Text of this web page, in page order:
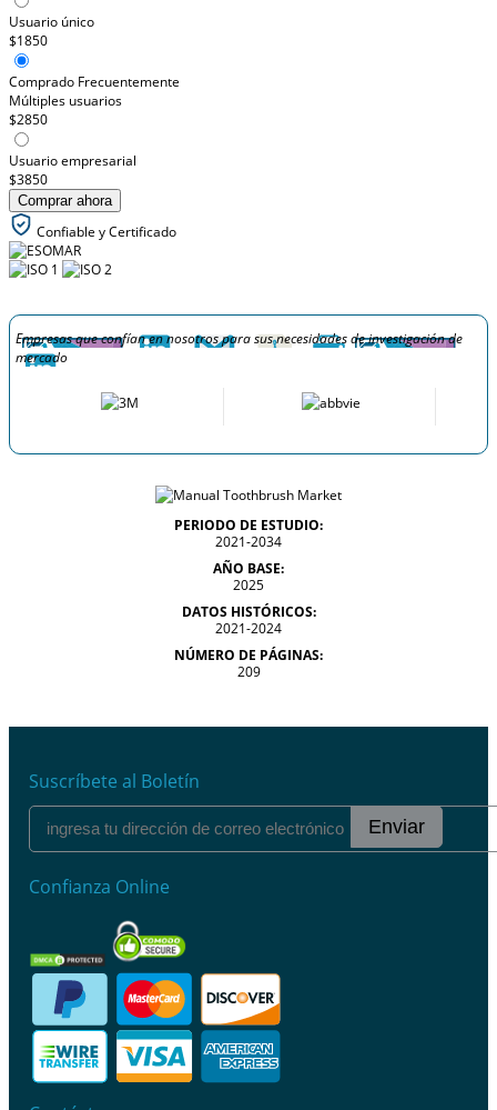
Usuario único
$1850
Comprado Frecuentemente
Múltiples usuarios
$2850
Usuario empresarial
$3850
Comprar ahora
Confiable y Certificado
Empresas que confían en nosotros para sus necesidades de investigación de
mercado
PERIODO DE ESTUDIO:
2021-2034
AÑO BASE:
2025
DATOS HISTÓRICOS:
2021-2024
NÚMERO DE PÁGINAS:
209
Suscríbete al Boletín
Enviar
Confianza Online